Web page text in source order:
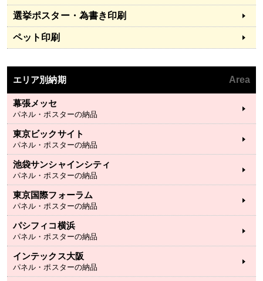
選挙ポスター・為書き印刷
ペット印刷
エリア別納期 Area
幕張メッセ
パネル・ポスターの納品
東京ビックサイト
パネル・ポスターの納品
池袋サンシャインシティ
パネル・ポスターの納品
東京国際フォーラム
パネル・ポスターの納品
パシフィコ横浜
パネル・ポスターの納品
インテックス大阪
パネル・ポスターの納品